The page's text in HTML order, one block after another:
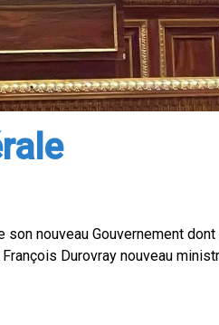
nouveau Gouvernement dont
Durovray nouveau